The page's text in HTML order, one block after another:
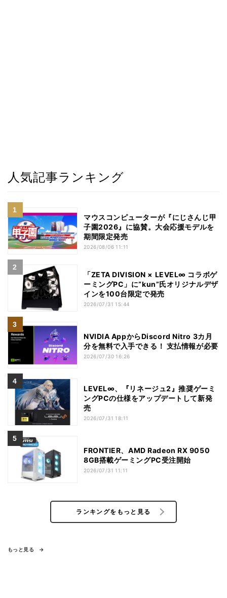
人気記事ランキング
マウスコンピューターが『にじさんじ甲
子園2026』に協賛。大会応援モデルを
期間限定発売
2026/08/06 11:11
「ZETA DIVISION × LEVEL∞ コラボゲ
ーミングPC」に“kun”氏オリジナルデザ
インを100台限定で発売
2026/07/31 15:44
NVIDIA AppからDiscord Nitro 3カ月
分を無料で入手できる！ 支払情報が必要
2026/07/30 16:26
LEVEL∞、『リネージュ2』推奨ゲーミ
ングPCの仕様をアップデートして新発
売
2026/07/31 18:11
FRONTIER、AMD Radeon RX 9050
8GB搭載ゲーミングPC受注開始
2026/07/31 11:11
ランキングをもっと見る
もっと見る